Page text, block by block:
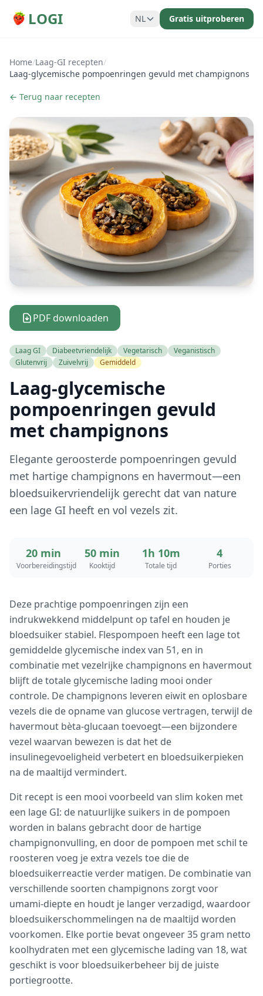
LOGI NL Gratis uitproberen
Home/Laag-GI recepten/
Laag-glycemische pompoenringen gevuld met champignons
← Terug naar recepten
PDF downloaden
Laag GI Diabeetvriendelijk Vegetarisch
Veganistisch
Glutenvrij
Zuivelvrij Gemiddeld
Laag-glycemische
pompoenringen gevuld
met champignons
Elegante geroosterde pompoenringen gevuld
met hartige champignons en havermout—een
bloedsuikervriendelijk gerecht dat van nature
een lage GI heeft en vol vezels zit.
20 min
Voorbereidingstijd
50 min
Kooktijd
1h 10m
Totale tijd
4
Porties
Deze prachtige pompoenringen zijn een
indrukwekkend middelpunt op tafel en houden je
bloedsuiker stabiel. Flespompoen heeft een lage tot
gemiddelde glycemische index van 51, en in
combinatie met vezelrijke champignons en havermout
blijft de totale glycemische lading mooi onder
controle. De champignons leveren eiwit en oplosbare
vezels die de opname van glucose vertragen, terwijl de
havermout bèta-glucaan toevoegt—een bijzondere
vezel waarvan bewezen is dat het de
insulinegevoeligheid verbetert en bloedsuikerpieken
na de maaltijd vermindert.
Dit recept is een mooi voorbeeld van slim koken met
een lage GI: de natuurlijke suikers in de pompoen
worden in balans gebracht door de hartige
champignonvulling, en door de pompoen met schil te
roosteren voeg je extra vezels toe die de
bloedsuikerreactie verder matigen. De combinatie van
verschillende soorten champignons zorgt voor
umami-diepte en houdt je langer verzadigd, waardoor
bloedsuikerschommelingen na de maaltijd worden
voorkomen. Elke portie bevat ongeveer 35 gram netto
koolhydraten met een glycemische lading van 18, wat
geschikt is voor bloedsuikerbeheer bij de juiste
portiegrootte.